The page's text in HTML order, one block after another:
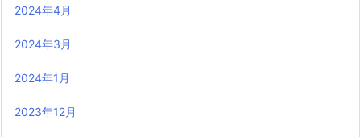
2024年4月
2024年3月
2024年1月
2023年12月